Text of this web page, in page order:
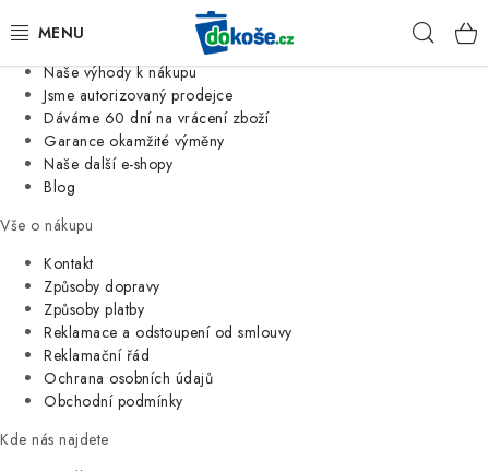
Jsme tradiční česká firma
Naše výhody k nákupu
Jsme autorizovaný prodejce
Dáváme 60 dní na vrácení zboží
Garance okamžité výměny
Naše další e-shopy
Blog
Vše o nákupu
Kontakt
Způsoby dopravy
Způsoby platby
Reklamace a odstoupení od smlouvy
Reklamační řád
Ochrana osobních údajů
Obchodní podmínky
Kde nás najdete
KOŠE
SÁČKY
KUCHYNĚ
ORGANIZACE
DOMÁCNOST
ÚKLID